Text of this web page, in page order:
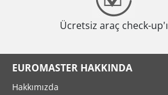
Ücretsiz araç check-up'ı
EUROMASTER HAKKINDA
Hakkımızda